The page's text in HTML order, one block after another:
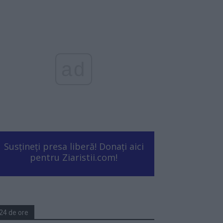
Susțineți presa liberă! Donați aici
pentru Ziaristii.com!
de ore